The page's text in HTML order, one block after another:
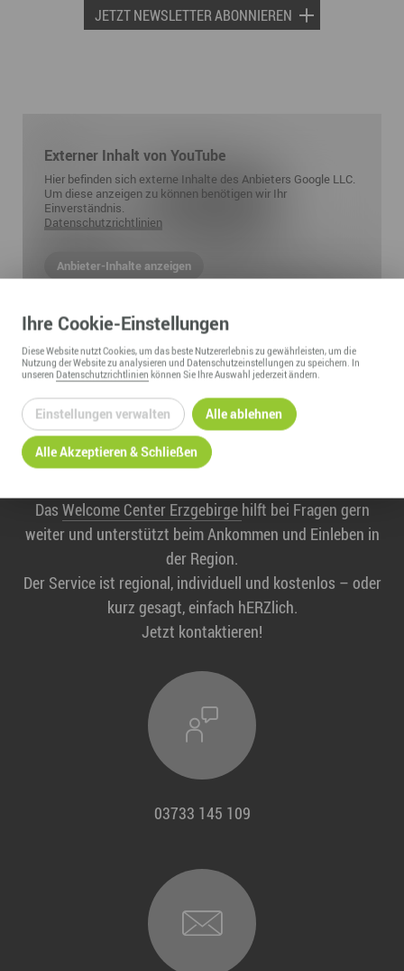
JETZT NEWSLETTER ABONNIEREN
Externer Inhalt von YouTube
Hier befinden sich externe Inhalte des Anbieters Google LLC.
Um diese anzeigen zu können benötigen wir Ihr
Einverständnis.
Datenschutzrichtlinien
Anbieter-Inhalte anzeigen
Am Erzgebirge interessiert? ❤
lich willkommen!
Das Welcome Center Erzgebirge hilft bei Fragen gern
weiter und unterstützt beim Ankommen und Einleben in
der Region.
Der Service ist regional, individuell und kostenlos – oder
kurz gesagt, einfach hERZlich.
Jetzt kontaktieren!
03733 145 109
Ihre Cookie-Einstellungen
DieseWebsitenutzt Cookies, um das beste Nutzererlebnis zu gewährleisten, um die
Nutzung derWebsitezu analysieren und Datenschutzeinstellungen zu speichern. In
unseren Datenschutzrichtlinien können Sie Ihre Auswahl jederzeit ändern.
Einstellungen verwalten Alle ablehnen
Alle Akzeptieren & Schließen